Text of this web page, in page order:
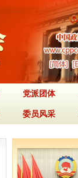
党派团体
委员风采